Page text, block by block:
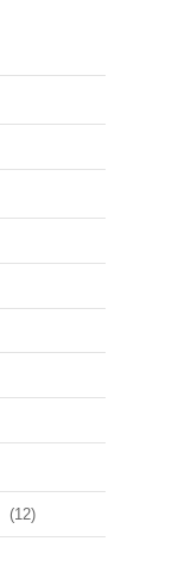
(12)